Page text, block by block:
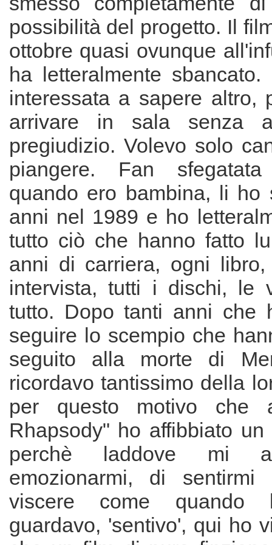
possibilità del progetto. Il
ottobre quasi ovunque
ha letteralmente
interessata a sapere altro,
arrivare in sala senza
pregiudizio. Volevo solo
piangere. Fan
quando ero bambina, li ho
anni nel 1989 e ho
tutto ciò che hanno fatto
anni di carriera, ogni
intervista, tutti i dischi, le
tutto. Dopo tanti anni che
seguire lo scempio che
seguito alla morte di
ricordavo tantissimo della
per questo motivo che
Rhapsody" ho affibbiato
perchè laddove mi
emozionarmi, di sentirmi
viscere come quando
guardavo, 'sentivo', qui ho